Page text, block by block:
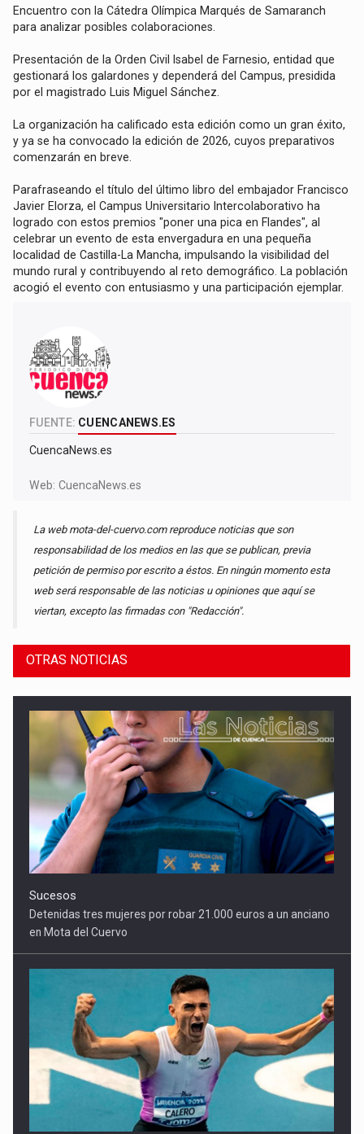
Encuentro con la Cátedra Olímpica Marqués de Samaranch
para analizar posibles colaboraciones.
Presentación de la Orden Civil Isabel de Farnesio, entidad que
gestionará los galardones y dependerá del Campus, presidida
por el magistrado Luis Miguel Sánchez.
La organización ha calificado esta edición como un gran éxito,
y ya se ha convocado la edición de 2026, cuyos preparativos
comenzarán en breve.
Parafraseando el título del último libro del embajador Francisco
Javier Elorza, el Campus Universitario Intercolaborativo ha
logrado con estos premios "poner una pica en Flandes", al
celebrar un evento de esta envergadura en una pequeña
localidad de Castilla-La Mancha, impulsando la visibilidad del
mundo rural y contribuyendo al reto demográfico. La población
acogió el evento con entusiasmo y una participación ejemplar.
FUENTE: CUENCANEWS.ES
CuencaNews.es
Web:CuencaNews.es
La web mota-del-cuervo.com reproduce noticias que son
responsabilidad de los medios en las que se publican, previa
petición de permiso por escrito a éstos. En ningún momento esta
web será responsable de las noticias u opiniones que aquí se
viertan, excepto las firmadas con "Redacción".
OTRAS NOTICIAS
Sucesos
Detenidas tres mujeres por robar 21.000 euros a un anciano
en Mota del Cuervo